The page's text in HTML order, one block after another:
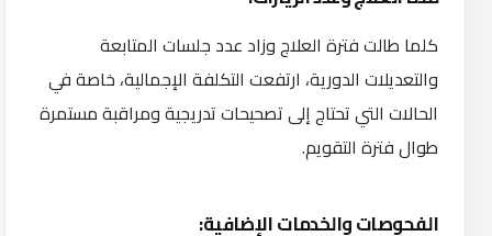
كلما طالت فترة العلاج وزاد عدد جلسات المتابعة
والتعديلات الدورية، ارتفعت التكلفة الإجمالية، خاصة في
الحالات التي تحتاج إلى تصحيحات تدريجية ومراقبة مستمرة
طوال فترة التقويم.
الفحوصات والخدمات الإضافية: